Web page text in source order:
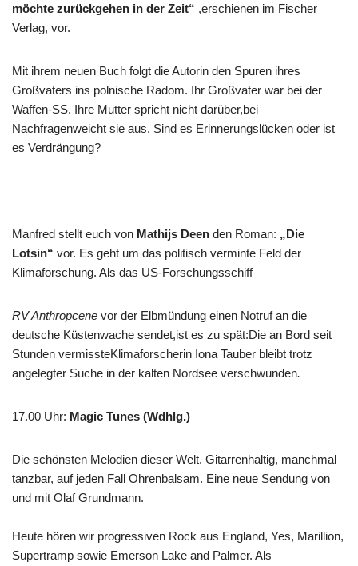
möchte zurückgehen in der Zeit“ ,erschienen im Fischer
Verlag, vor.
Mit ihrem neuen Buch folgt die Autorin den Spuren ihres
Großvaters ins polnische Radom. Ihr Großvater war bei der
Waffen-SS. Ihre Mutter spricht nicht darüber,bei
Nachfragenweicht sie aus. Sind es Erinnerungslücken oder ist
es Verdrängung?
Manfred stellt euch von Mathijs Deen den Roman: „Die
Lotsin“ vor. Es geht um das politisch verminte Feld der
Klimaforschung. Als das US-Forschungsschiff
RV Anthropcene vor der Elbmündung einen Notruf an die
deutsche Küstenwache sendet,ist es zu spät:Die an Bord seit
Stunden vermissteKlimaforscherin Iona Tauber bleibt trotz
angelegter Suche in der kalten Nordsee verschwunden.
17.00 Uhr: Magic Tunes (Wdhlg.)
Die schönsten Melodien dieser Welt. Gitarrenhaltig, manchmal
tanzbar, auf jeden Fall Ohrenbalsam. Eine neue Sendung von
und mit Olaf Grundmann.
Heute hören wir progressiven Rock aus England, Yes, Marillion,
Supertramp sowie Emerson Lake and Palmer. Als